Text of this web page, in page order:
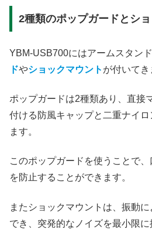
2種類のポップガードとシ
YBM-USB700にはアームスタンド
ドやショックマウント が付いてき
ポップガードは2種類あり、直接
付ける防風キャップと二重ナイ
ます。
このポップガードを使うことで
を防止することができます。
またショックマウントは、振動
でき、突発的なノイズを最小限